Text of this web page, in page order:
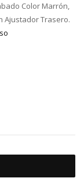
Color Marrón,
Ajustador Trasero.